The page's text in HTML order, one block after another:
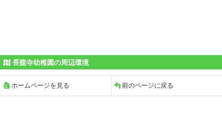
長龍寺幼稚園の周辺環境
ホームページを見る 前のページに戻る